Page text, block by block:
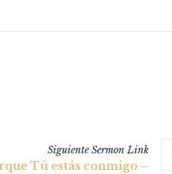
SiguienteSermonLink
Tú estás conmigo –